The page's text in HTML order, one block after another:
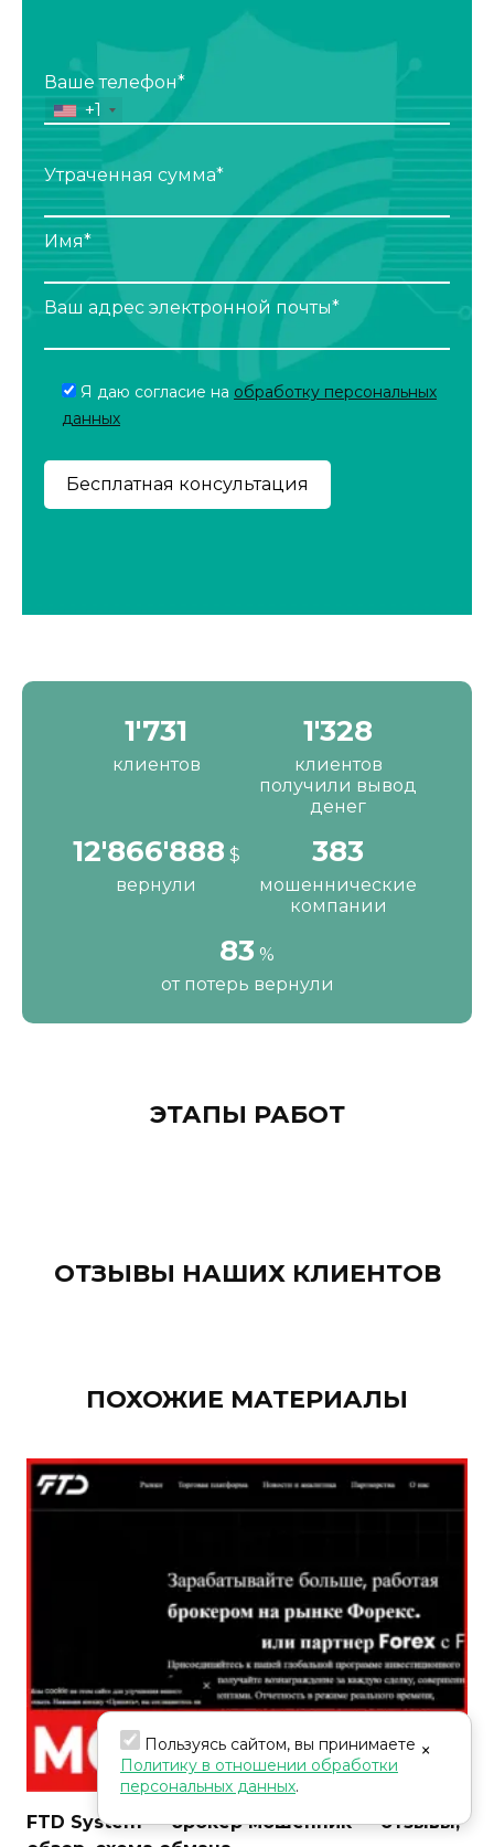
Ваше телефон*
+1
Утраченная сумма*
Имя*
Ваш адрес электронной почты*
Я даю согласие на обработку персональных
данных
2'190
клиентов
1'680
клиентов
получили вывод
денег
16'287'200 $
вернули
484
мошеннические
компании
112 %
от потерь вернули
ЭТАПЫ РАБОТ
ОТЗЫВЫ НАШИХ КЛИЕНТОВ
ПОХОЖИЕ МАТЕРИАЛЫ
FTD System — брокер мошенник — отзывы,
×
Пользуясь сайтом, вы принимаете
Политику в отношении обработки
персональных данных.